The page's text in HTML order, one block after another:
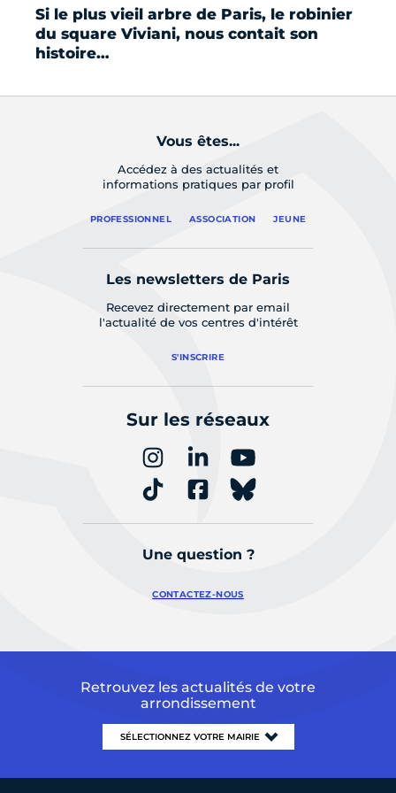
Si le plus vieil arbre de Paris, le robinier
du square Viviani, nous contait son
histoire…
Vous êtes...
Accédez à des actualités et
informations pratiques par profil
PROFESSIONNEL ASSOCIATION JEUNE
Les newsletters de Paris
Recevez directement par email
l'actualité de vos centres d'intérêt
S'INSCRIRE
Sur les réseaux
Une question ?
CONTACTEZ-NOUS
Retrouvez les actualités de votre
arrondissement